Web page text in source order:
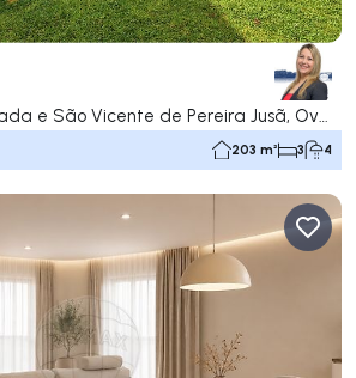
203 m² 3 4